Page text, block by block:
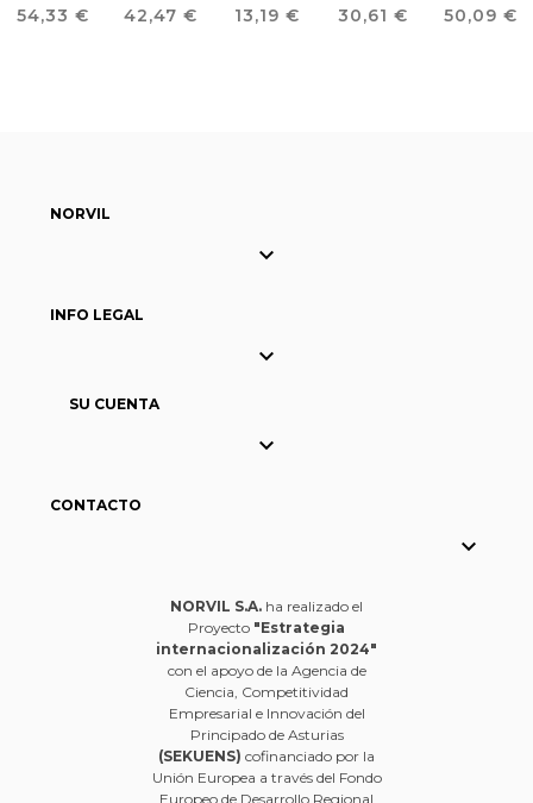
ECOLÓGICA
Precio
54,33 €
COOKING
Precio
42,47 €
CHAMPIÑÓN
Precio
13,19 €
UNISEX
Precio
30,61 €
UNISEX
Precio
50,09 €
NORVIL

INFO LEGAL

SU CUENTA

CONTACTO

NORVIL S.A. ha realizado el
Proyecto "Estrategia
internacionalización 2024"
con el apoyo de la Agencia de
Ciencia, Competitividad
Empresarial e Innovación del
Principado de Asturias
(SEKUENS) cofinanciado por la
Unión Europea a través del Fondo
Europeo de Desarrollo Regional